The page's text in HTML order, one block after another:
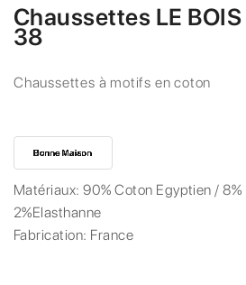
Chaussettes LE
38
Chaussettes à motifs en coton
Matériaux:90% Coton Egyptien /
2%Elasthanne
Fabrication: France